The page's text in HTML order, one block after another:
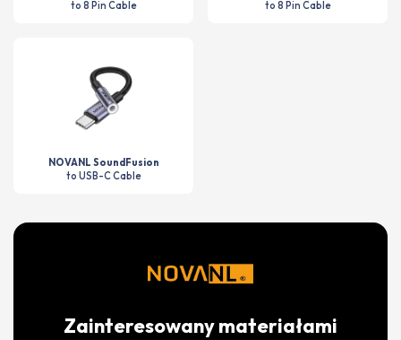
to 8 Pin Cable
to 8 Pin Cable
NOVANL SoundFusion
to USB-C Cable
Zainteresowany materiałami